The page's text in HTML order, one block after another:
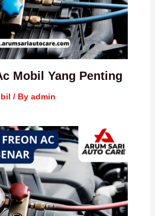
Mobil Yang Penting
/ By admin